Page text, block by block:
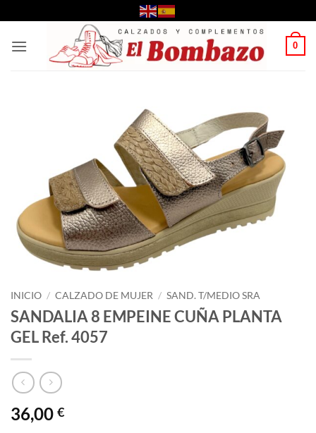
al
contenido
0
INICIO / CALZADO DE MUJER / SAND. T/MEDIO SRA
SANDALIA 8 EMPEINE CUÑA PLANTA
GEL Ref. 4057
36,00 €